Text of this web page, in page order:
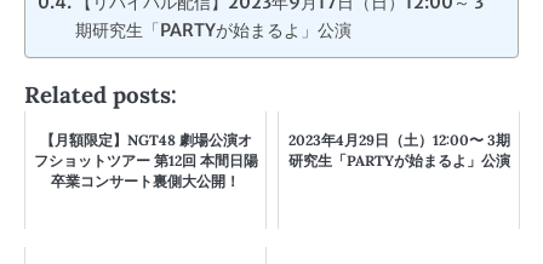
期研究生「PARTYが始まるよ」公演
Related posts:
【月額限定】NGT48 劇場公演オ
フショットツアー 第12回 本間日陽
卒業コンサート裏側大公開！
2023年4月29日（土）12:00〜 3期
研究生「PARTYが始まるよ」公演